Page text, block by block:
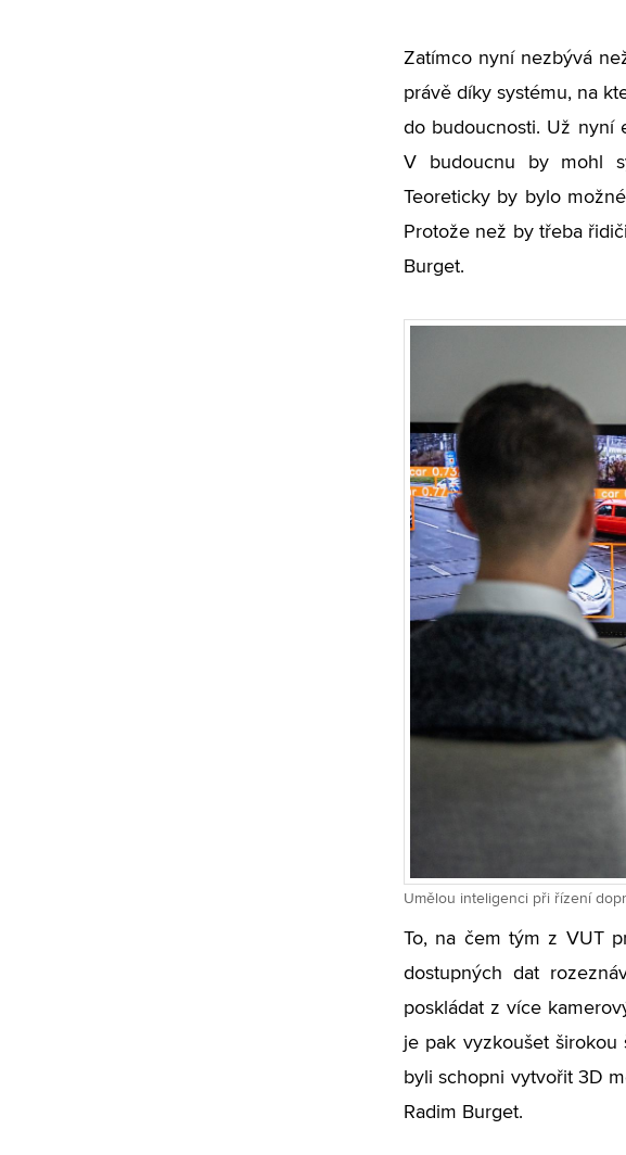
Zatímco nyní nezbývá
právě díky systému, na
do budoucnosti. Už nyní
V budoucnu by mohl
Teoreticky by bylo
Protože než by třeba
Burget.
Umělou inteligenci při řízení
To, na čem tým z VUT
dostupných dat
poskládat z více
je pak vyzkoušet
byli schopni vytvořit 3D
Radim Burget.